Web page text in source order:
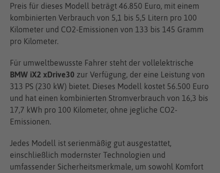
Preis für dieses Modell beträgt 46.850 Euro, mit einem
kombinierten Verbrauch von 5,1 bis 5,5 Litern pro 100
Kilometer und CO2-Emissionen von 133 bis 145 Gramm
pro Kilometer.
Für umweltbewusste Fahrer steht der vollelektrische
BMW iX2 xDrive30 zur Verfügung, der eine Leistung von
313 PS (230 kW) bietet. Dieses Modell kostet 56.500 Euro
und hat einen kombinierten Stromverbrauch von 16,3 bis
17,7 kWh pro 100 Kilometer, ohne jegliche CO2-
Emissionen.
Jedes Modell ist serienmäßig gut ausgestattet,
einschließlich modernster Technologien und
umfassender Sicherheitsmerkmale, um sowohl Komfort